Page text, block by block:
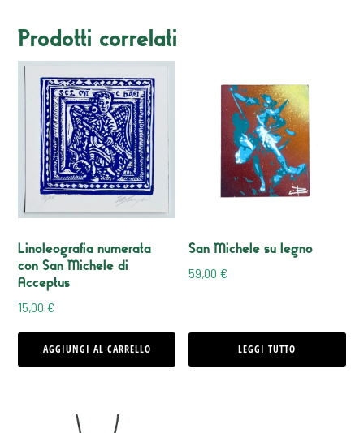
Prodotti correlati
Linoleografia numerata
con San Michele di
Acceptus
15,00 €
AGGIUNGI AL CARRELLO
San Michele su legno
59,00 €
LEGGI TUTTO